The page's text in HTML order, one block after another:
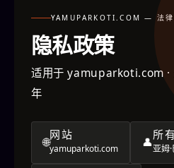
YAMUPARKOTI.COM — 法律
隐私政策
适用于 yamuparkoti.com ·
年
🌐
网站
yamuparkoti.com 👤
所
亚姆